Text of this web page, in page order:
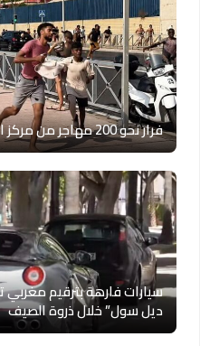
فرار نحو 200 مهاجر من مركز احتجاز بمدينة سبتة المحتلة
سيارات فارهة بترقيم
ديل سول” خلال ذروة الصيف